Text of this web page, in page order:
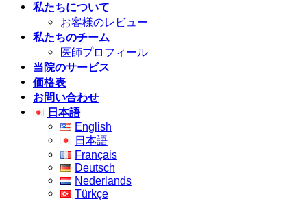
私たちについて
お客様のレビュー
私たちのチーム
医師プロフィール
当院のサービス
価格表
お問い合わせ
日本語
English
日本語
Français
Deutsch
Nederlands
Türkçe